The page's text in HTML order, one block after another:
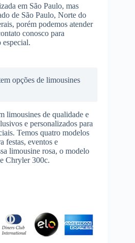
em São Paulo, mas
de São Paulo, Norte do
porém podemos atender
conosco para
especial.
opções de limousines
limousines de qualidade e
e personalizados para
Temos quatro modelos
festas, eventos e
limousine rosa, o modelo
Chryler 300c.